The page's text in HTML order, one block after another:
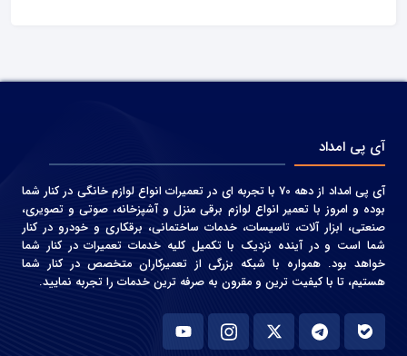
آی پی امداد
آی پی امداد از دهه 70 با تجربه ای در تعمیرات انواع لوازم خانگی در کنار شما
بوده و امروز با تعمیر انواع لوازم برقی منزل و آشپزخانه، صوتی و‌ تصویری،
صنعتی، ابزار آلات، تاسیسات، خدمات ساختمانی، برقکاری و خودرو در کنار
شما است و در آینده نزدیک با تکمیل کلیه خدمات تعمیرات در کنار شما
خواهد بود. همواره با شبکه بزرگی از تعمیرکاران متخصص در کنار شما
هستیم، تا با کیفیت ترین و مقرون به صرفه ترین خدمات را تجربه نمایید.